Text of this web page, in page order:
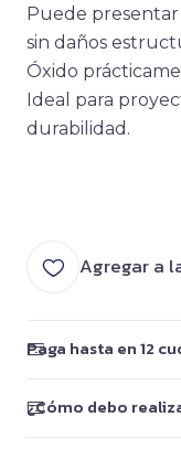
Puede presentar
sin daños
Óxido
Ideal para
durabilidad.
Agregar a
Paga hasta en 12
¿Cómo debo